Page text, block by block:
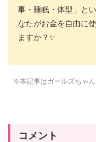
事・睡眠・体型」と
なたがお金を自由に
ますか？✨
※本記事はガールズちゃ
コメント